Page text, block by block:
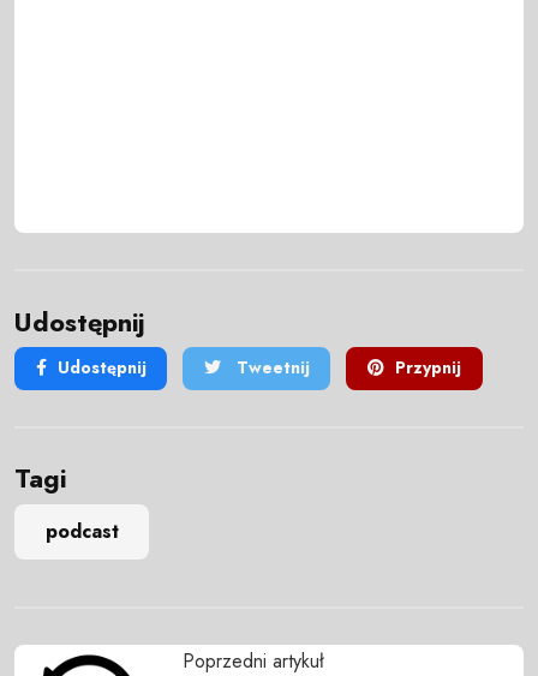
Udostępnij
Udostępnij Tweetnij Przypnij
Tagi
podcast
Poprzedni artykuł